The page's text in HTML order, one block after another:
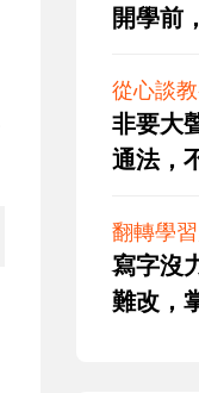
開學前
從心談
非要大
通法，
翻轉學
寫字沒
難改，